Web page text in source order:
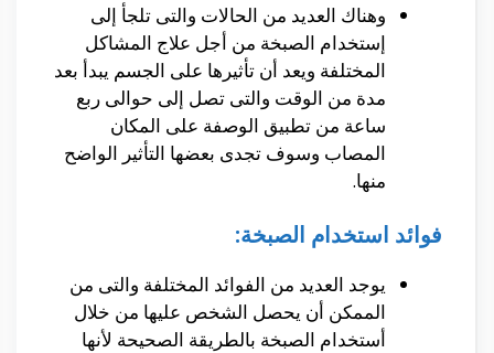
وهناك العديد من الحالات والتى تلجأ إلى
إستخدام الصبخة من أجل علاج المشاكل
المختلفة ويعد أن تأثيرها على الجسم يبدأ بعد
مدة من الوقت والتى تصل إلى حوالى ربع
ساعة من تطبيق الوصفة على المكان
المصاب وسوف تجدى بعضها التأثير الواضح
منها.
فوائد استخدام الصبخة:
يوجد العديد من الفوائد المختلفة والتى من
الممكن أن يحصل الشخص عليها من خلال
أستخدام الصبخة بالطريقة الصحيحة لأنها